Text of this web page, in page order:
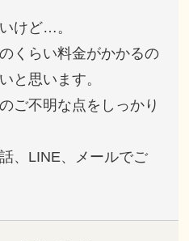
けど…。
くらい料金がかかるの
と思います。
ご不明な点をしっかり
、LINE、メールでご